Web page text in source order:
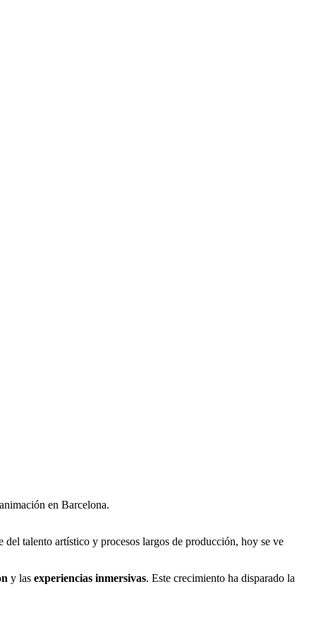
en Barcelona.
talento artístico y procesos largos de producción, hoy se ve
y las experiencias inmersivas. Este crecimiento ha disparado la